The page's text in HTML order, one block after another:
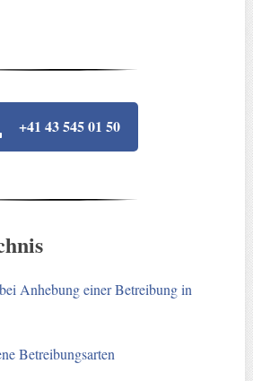
+41 43 545 01 50
Anhebung einer Betreibung in
Betreibungsarten